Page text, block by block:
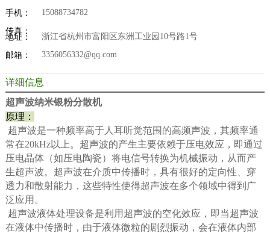
手机： 15088734782
传真：
地址： 浙江省杭州市富阳区东洲工业园10号路1号
邮箱： 3356056332@qq.com
详细信息
超声波纳米银粉分散机
原理：
超声波是一种频率高于人耳听觉范围的高频声波，其频率通
常在20kHz以上。超声波的产生主要依赖于压电效应，即通过
压电晶体（如压电陶瓷）将电信号转换为机械振动，从而产
生超声波。超声波在介质中传播时，具有很好的定向性、穿
透力和散射能力，这些特性使得超声波在多个领域中得到广
泛应用。
超声波液体处理设备是利用超声波的空化效应，即当超声波
在液体中传播时，由于液体微粒的剧烈振动，会在液体内部